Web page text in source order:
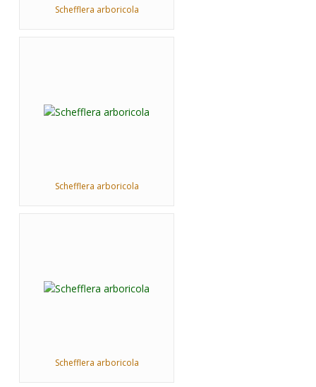
Schefflera arboricola
Schefflera arboricola
Schefflera arboricola